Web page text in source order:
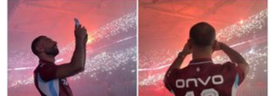
პერიოდია დაწყებული საქმეების ბოლომდე მოსაყვანად,
ფინანსური საკითხების გადასამოწმებლად და სამუშაო
სივრცის მოწესრიგებისთვის. თანმიმდევრული მოქმედება და
პრაქტიკული მიდგომა სასურველ შედეგს უდანაკარგოდ
მოგიტანთ.